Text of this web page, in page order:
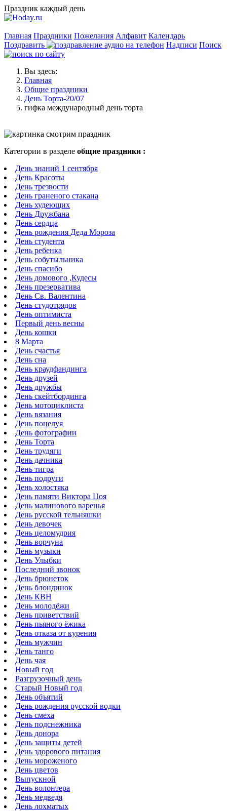
Праздник каждый день
Главная Праздники Пожелания Алфавит Календарь
Поздравить
Надписи Поиск
Вы здесь:
Главная
Общие праздники
День Торта-20/07
гифка международный день торта
Категории в разделе общие праздники :
День знаний 1 сентября
День Красоты
День трезвости
День граненого стакана
День худеющих
День Дружбана
День сердца
День рождения Деда Мороза
День студента
День ребенка
День собутыльника
День спасибо
День домового ,Кудесы
День презерватива
День Св. Валентина
День студотрядов
День оптимиста
Первый день весны
День кошки
8 Марта
День счастья
День сна
День краудфандинга
День друзей
День дружбы
День скейтбординга
День мотоциклиста
День вязания
День поцелуя
День фотографии
День Торта
День трудяги
День дачника
День тигра
День подруги
День холостяка
День памяти Виктора Цоя
День малинового варенья
День русской тельняшки
День девочек
День целомудрия
День ворчуна
День музыки
День Улыбки
Последний звонок
День брюнеток
День блондинок
День КВН
День молодёжи
День приветствий
День пьяного ёжика
День отказа от курения
День мужчин
День танго
День чая
Новый год
Разгрузочный день
Старый Новый год
День объятий
День рождения русской водки
День смеха
День подснежника
День донора
День защиты детей
День здорового питания
День мороженого
День цветов
Выпускной
День волонтера
День медведя
День лохматых